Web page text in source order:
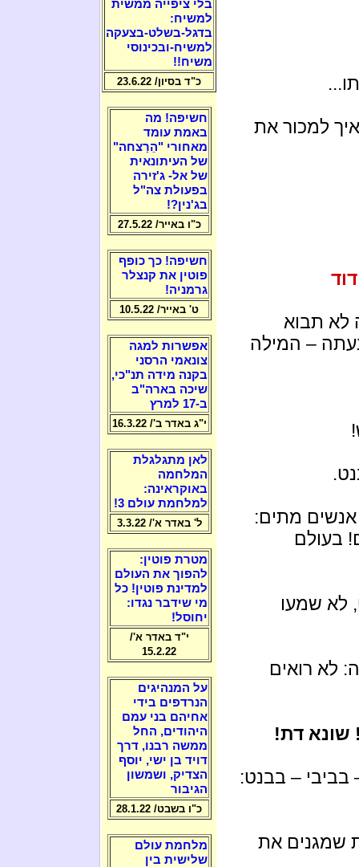
יאיר לפיד (שגר בבית מס' 11): איך למכור את
לא תבוא
– המילה
אנשים מתים:
בעולם
לא שמעו
לא רואים
שונא דת!
בביבי – בבנט:
שמגנים את
בלי ציפייה ממשית
למשיח:
בדגל-בשלט-בצעקה
למשיח-ובכינוסי
משיח!!
כ"ד בסיון/ 23.6.22
חשיפה! מה
באמת עומד
מאחורי "הֵרַצחה"
של העיתונאית
של אל- ג'זירה
בפעולת צה"ל
בג'נין?!
כ"ו באייר/ 27.5.22
חשיפה! כך כופף
פוטין את קנצלר
גרמניה!
ט' באייר/ 10.5.22
אפשרות למגה
צונאמי הרסני
בקנה מידה תנ"כי,
שיכה בארה"ב
ב-17 למרץ
י"ג באדר ב'/ 16.3.22
לאן מתגלגלת
המלחמה
באוקראינה:
למלחמת עולם 3!
ל' באדר א'/ 3.3.22
מטרת פוטין:
להפוך את העולם
למדינת פוטין! כל
מי שידבר נגדו:
יחוסל!
י"ד באדר א'/
15.2.22
על המנהיגים
הנרדפים בידי
אחיהם בני עמם
היהודים, החל
ממשה רבנו, דרך
דויד בן ישי, יוסף
הצדיק, ושמשון
הגיבור
כ"ו בשבט/ 28.1.22
מלחמת עולם
שלישית בין